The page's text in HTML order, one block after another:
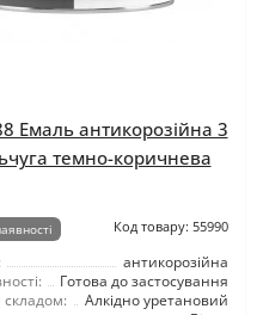
Емаль антикорозійна 3
темно-коричнева
Код товару: 55990
антикорозійна
Готова до застосування
складом:
Алкідно уретановий